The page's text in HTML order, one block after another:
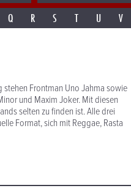
Q R S T U V
stehen Frontman Uno Jahma sowie
und Maxim Joker. Mit diesen
selten zu finden ist. Alle drei
Format, sich mit Reggae, Rasta